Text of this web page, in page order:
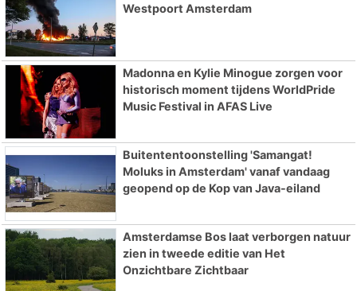
Westpoort Amsterdam
Madonna en Kylie Minogue zorgen voor
historisch moment tijdens WorldPride
Music Festival in AFAS Live
Buitententoonstelling 'Samangat!
Moluks in Amsterdam' vanaf vandaag
geopend op de Kop van Java-eiland
Amsterdamse Bos laat verborgen natuur
zien in tweede editie van Het
Onzichtbare Zichtbaar